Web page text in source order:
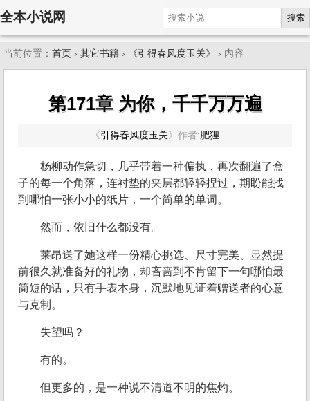
全本小说网 搜索
当前位置： 首页 › 其它书籍 › 《引得春风度玉关》 › 内容
第171章 为你，千千万万遍
《引得春风度玉关》 作者:肥狸
杨柳动作急切，几乎带着一种偏执，再次翻遍了盒
子的每一个角落，连衬垫的夹层都轻轻捏过，期盼能找
到哪怕一张小小的纸片，一个简单的单词。
然而，依旧什么都没有。
莱昂送了她这样一份精心挑选、尺寸完美、显然提
前很久就准备好的礼物，却吝啬到不肯留下一句哪怕最
简短的话，只有手表本身，沉默地见证着赠送者的心意
与克制。
失望吗？
有的。
但更多的，是一种说不清道不明的焦灼。